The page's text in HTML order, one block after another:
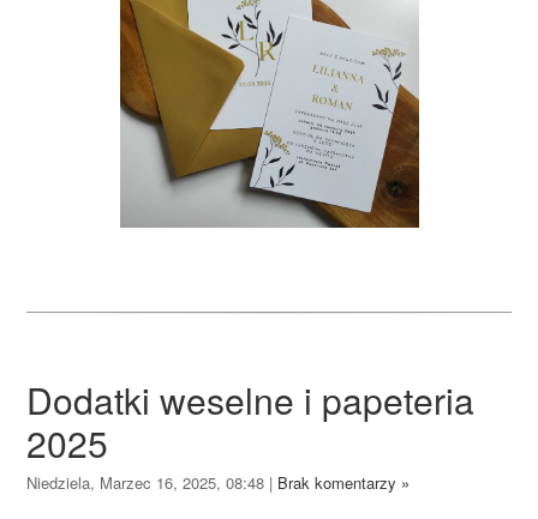
Dodatki weselne i papeteria
2025
Niedziela, Marzec 16, 2025, 08:48 | Brak komentarzy »